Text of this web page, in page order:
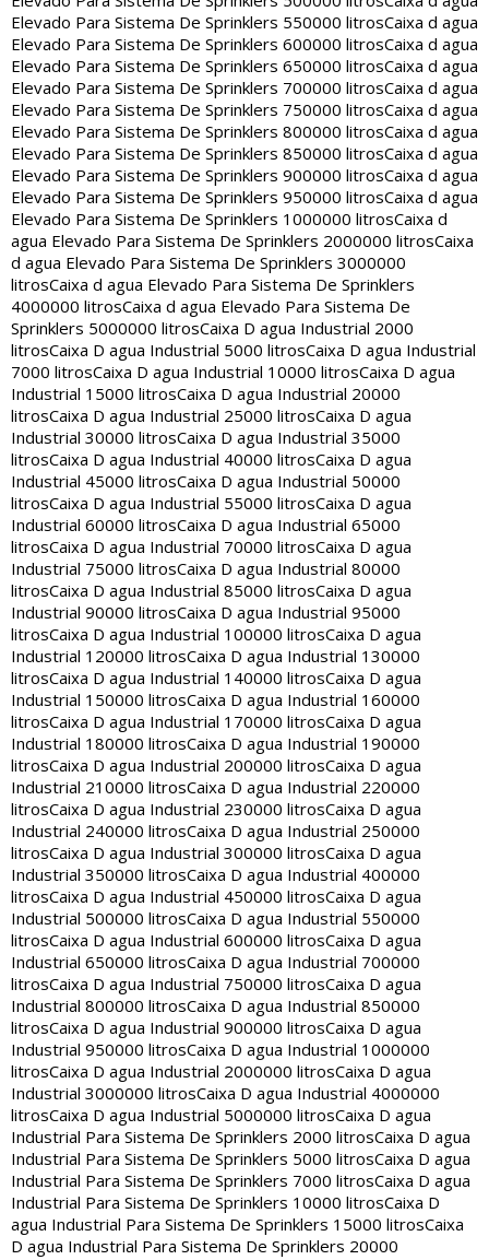
Elevado Para Sistema De Sprinklers 550000 litrosCaixa d agua
Elevado Para Sistema De Sprinklers 600000 litrosCaixa d agua
Elevado Para Sistema De Sprinklers 650000 litrosCaixa d agua
Elevado Para Sistema De Sprinklers 700000 litrosCaixa d agua
Elevado Para Sistema De Sprinklers 750000 litrosCaixa d agua
Elevado Para Sistema De Sprinklers 800000 litrosCaixa d agua
Elevado Para Sistema De Sprinklers 850000 litrosCaixa d agua
Elevado Para Sistema De Sprinklers 900000 litrosCaixa d agua
Elevado Para Sistema De Sprinklers 950000 litrosCaixa d agua
Elevado Para Sistema De Sprinklers 1000000 litrosCaixa d
agua Elevado Para Sistema De Sprinklers 2000000 litrosCaixa
d agua Elevado Para Sistema De Sprinklers 3000000
litrosCaixa d agua Elevado Para Sistema De Sprinklers
4000000 litrosCaixa d agua Elevado Para Sistema De
Sprinklers 5000000 litrosCaixa D agua Industrial 2000
litrosCaixa D agua Industrial 5000 litrosCaixa D agua Industrial
7000 litrosCaixa D agua Industrial 10000 litrosCaixa D agua
Industrial 15000 litrosCaixa D agua Industrial 20000
litrosCaixa D agua Industrial 25000 litrosCaixa D agua
Industrial 30000 litrosCaixa D agua Industrial 35000
litrosCaixa D agua Industrial 40000 litrosCaixa D agua
Industrial 45000 litrosCaixa D agua Industrial 50000
litrosCaixa D agua Industrial 55000 litrosCaixa D agua
Industrial 60000 litrosCaixa D agua Industrial 65000
litrosCaixa D agua Industrial 70000 litrosCaixa D agua
Industrial 75000 litrosCaixa D agua Industrial 80000
litrosCaixa D agua Industrial 85000 litrosCaixa D agua
Industrial 90000 litrosCaixa D agua Industrial 95000
litrosCaixa D agua Industrial 100000 litrosCaixa D agua
Industrial 120000 litrosCaixa D agua Industrial 130000
litrosCaixa D agua Industrial 140000 litrosCaixa D agua
Industrial 150000 litrosCaixa D agua Industrial 160000
litrosCaixa D agua Industrial 170000 litrosCaixa D agua
Industrial 180000 litrosCaixa D agua Industrial 190000
litrosCaixa D agua Industrial 200000 litrosCaixa D agua
Industrial 210000 litrosCaixa D agua Industrial 220000
litrosCaixa D agua Industrial 230000 litrosCaixa D agua
Industrial 240000 litrosCaixa D agua Industrial 250000
litrosCaixa D agua Industrial 300000 litrosCaixa D agua
Industrial 350000 litrosCaixa D agua Industrial 400000
litrosCaixa D agua Industrial 450000 litrosCaixa D agua
Industrial 500000 litrosCaixa D agua Industrial 550000
litrosCaixa D agua Industrial 600000 litrosCaixa D agua
Industrial 650000 litrosCaixa D agua Industrial 700000
litrosCaixa D agua Industrial 750000 litrosCaixa D agua
Industrial 800000 litrosCaixa D agua Industrial 850000
litrosCaixa D agua Industrial 900000 litrosCaixa D agua
Industrial 950000 litrosCaixa D agua Industrial 1000000
litrosCaixa D agua Industrial 2000000 litrosCaixa D agua
Industrial 3000000 litrosCaixa D agua Industrial 4000000
litrosCaixa D agua Industrial 5000000 litrosCaixa D agua
Industrial Para Sistema De Sprinklers 2000 litrosCaixa D agua
Industrial Para Sistema De Sprinklers 5000 litrosCaixa D agua
Industrial Para Sistema De Sprinklers 7000 litrosCaixa D agua
Industrial Para Sistema De Sprinklers 10000 litrosCaixa D
agua Industrial Para Sistema De Sprinklers 15000 litrosCaixa
D agua Industrial Para Sistema De Sprinklers 20000